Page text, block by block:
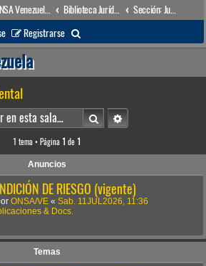
Biblioteca Jurídica • Dr. Francisco Villarroel •
Sección: Jurídico Ambiental
Registrarse
u
a
r
BuscarBúsqueda avanzada
1 tema • Página 1 de 1
Anuncios
DE RIESGO (vigente)
ONSA/VE « Sab. 11JUL2026, 11:36
& Docs.
Temas